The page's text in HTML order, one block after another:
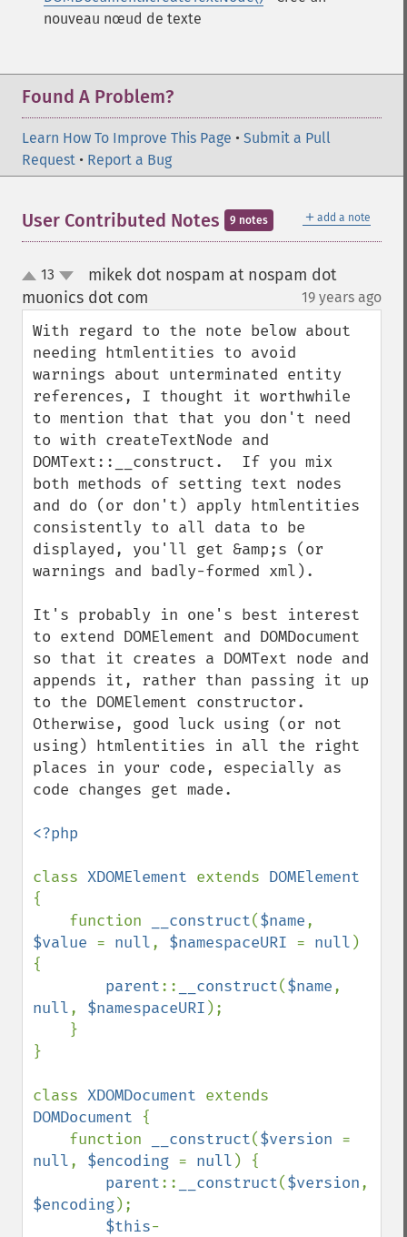
nouveau nœud de texte
Found A Problem?
Learn How To Improve This Page • Submit a Pull
Request • Report a Bug
＋ add a note
User Contributed Notes 9 notes
up
down
13
mikek dot nospam at nospam dot
muonics dot com
19 years ago
With regard to the note below about
needing htmlentities to avoid
warnings about unterminated entity
references, I thought it worthwhile
to mention that that you don't need
to with createTextNode and
DOMText::__construct.  If you mix
both methods of setting text nodes
and do (or don't) apply htmlentities
consistently to all data to be
displayed, you'll get &amp;s (or
warnings and badly-formed xml).
It's probably in one's best interest
to extend DOMElement and DOMDocument
so that it creates a DOMText node and
appends it, rather than passing it up
to the DOMElement constructor.
Otherwise, good luck using (or not
using) htmlentities in all the right
places in your code, especially as
code changes get made.
<?php
class XDOMElement extends
{
    function
__construct($name
$value = null, $namespaceURI = null )
{
parent:: __construct($name
null, $namespaceURI );
}
class XDOMDocument
DOMDocument {
    function
__construct($version
null, $encoding = null ) {
parent:: __construct($version
$encoding);
$this-